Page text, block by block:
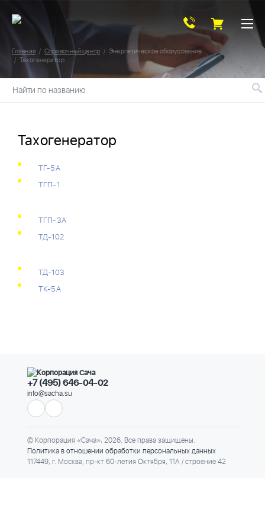
Главная Справочный центр
Энергетическое оборудование
Тахогенератор
Найти по названию
Тахогенератор
ТГ-5А
ТГП-1
ТГП-3А
ТД-102
ТД-103
ТК-5А
+7 (495) 646-04-02
info@sacha.su
© Корпорация «Сача», 2026. Все права защищены.
Политика в отношении обработки персональных данных
117449, г. Москва, пр-кт 60-летия Октября, 11А / строение 42